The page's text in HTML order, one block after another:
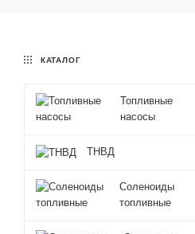
КАТАЛОГ
Топливные
насосы
ТНВД
Соленоиды
топливные